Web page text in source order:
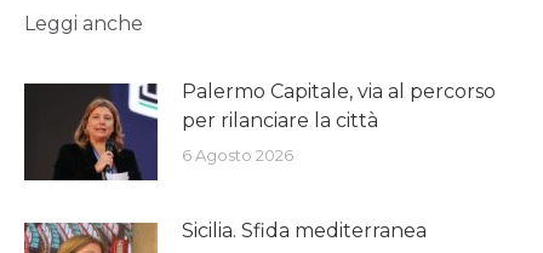
Leggi anche
Palermo Capitale, via al percorso
per rilanciare la città
6 Agosto 2026
Sicilia. Sfida mediterranea